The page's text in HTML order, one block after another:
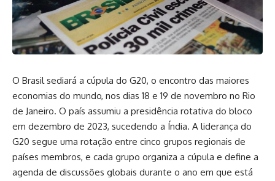
O Brasil sediará a cúpula do G20, o encontro das maiores
economias do mundo, nos dias 18 e 19 de novembro no Rio
de Janeiro. O país assumiu a presidência rotativa do bloco
em dezembro de 2023, sucedendo a Índia. A liderança do
G20 segue uma rotação entre cinco grupos regionais de
países membros, e cada grupo organiza a cúpula e define a
agenda de discussões globais durante o ano em que está